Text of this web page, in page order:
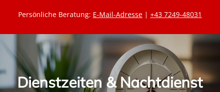
Persönliche Beratung: E-Mail-Adresse | +43 7249-48031
Dienstzeiten & Nachtdienst